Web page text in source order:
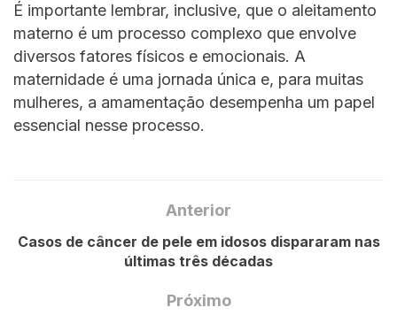
É importante lembrar, inclusive, que o aleitamento
materno é um processo complexo que envolve
diversos fatores físicos e emocionais. A
maternidade é uma jornada única e, para muitas
mulheres, a amamentação desempenha um papel
essencial nesse processo.
Anterior
Casos de câncer de pele em idosos dispararam nas
últimas três décadas
Próximo